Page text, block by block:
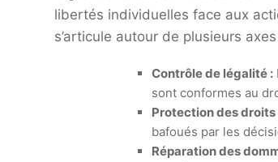
libertés individuelles face aux
s’articule autour de plusieurs
Contrôle de légalité :
sont conformes au
Protection des
bafoués par les
Réparation des